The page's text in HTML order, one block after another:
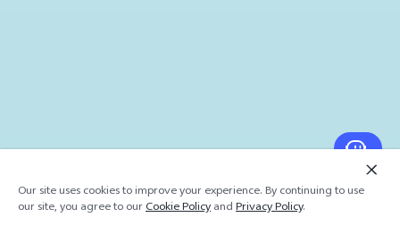
Our site uses cookies to improve your experience. By continuing to use
our site, you agree to ourCookie PolicyandPrivacy Policy.